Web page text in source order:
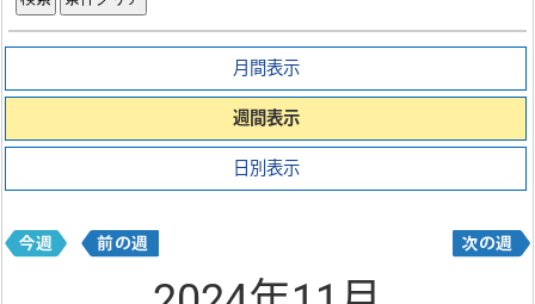
月間表示
週間表示
日別表示